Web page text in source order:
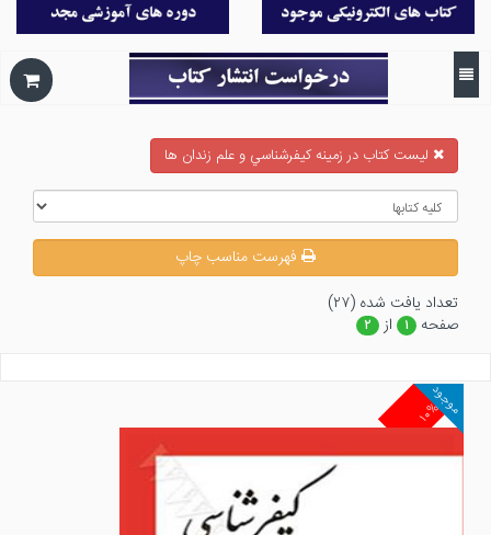
ليست كتاب در زمينه كيفرشناسي و علم زندان ها
فهرست مناسب چاپ
تعداد يافت شده (۲۷)
صفحه
۱ از ۲
۱۰%
موجود